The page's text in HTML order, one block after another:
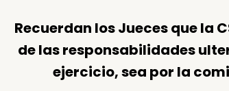
Recuerdan los Jueces que la
de lasresponsabilidades
ejercicio, sea por la